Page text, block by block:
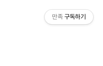
만족 구독하기